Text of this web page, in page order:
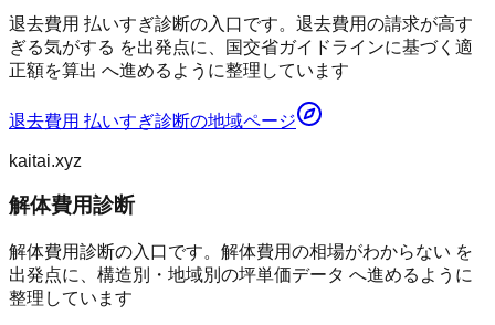
退去費用 払いすぎ診断の入口です。退去費用の請求が高す
ぎる気がする を出発点に、国交省ガイドラインに基づく適
正額を算出 へ進めるように整理しています
退去費用 払いすぎ診断の地域ページ
kaitai.xyz
解体費用診断
解体費用診断の入口です。解体費用の相場がわからない を
出発点に、構造別・地域別の坪単価データ へ進めるように
整理しています